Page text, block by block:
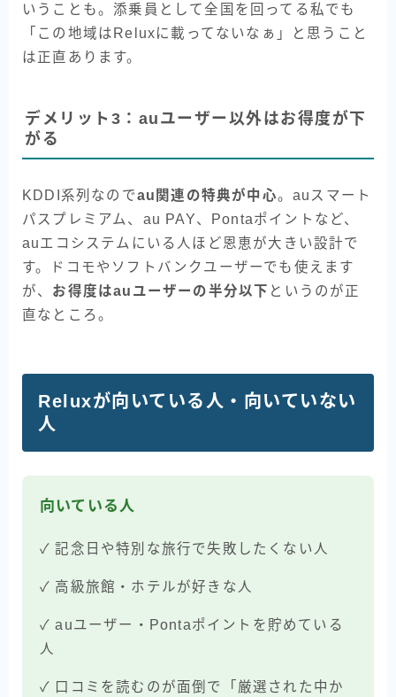
いうことも。添乗員として全国を回ってる私でも
「この地域はReluxに載ってないなぁ」と思うこと
は正直あります。
デメリット3：auユーザー以外はお得度が下
がる
KDDI系列なのでau関連の特典が中心。auスマート
パスプレミアム、au PAY、Pontaポイントなど、
auエコシステムにいる人ほど恩恵が大きい設計で
す。ドコモやソフトバンクユーザーでも使えます
が、 お得度はauユーザーの半分以下 というのが正
直なところ。
Reluxが向いている人・向いていない
人
向いている人
✓ 記念日や特別な旅行で失敗したくない人
✓ 高級旅館・ホテルが好きな人
✓ auユーザー・Pontaポイントを貯めている
人
✓ 口コミを読むのが面倒で「厳選された中か